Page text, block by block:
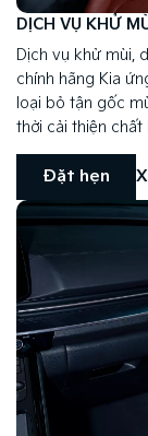
DỊCH VỤ KHỬ
Dịch vụ khử mùi,
chính hãng Kia
loại bỏ tận gốc
thời cải thiện
Đặt hẹn